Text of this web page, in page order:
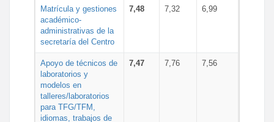
Matrícula y gestiones
académico-
administrativas de la
secretaría del Centro
7,48 7,32 6,99
Apoyo de técnicos de
laboratorios y
modelos en
talleres/laboratorios
para TFG/TFM,
idiomas, trabajos de
7,47 7,76 7,56